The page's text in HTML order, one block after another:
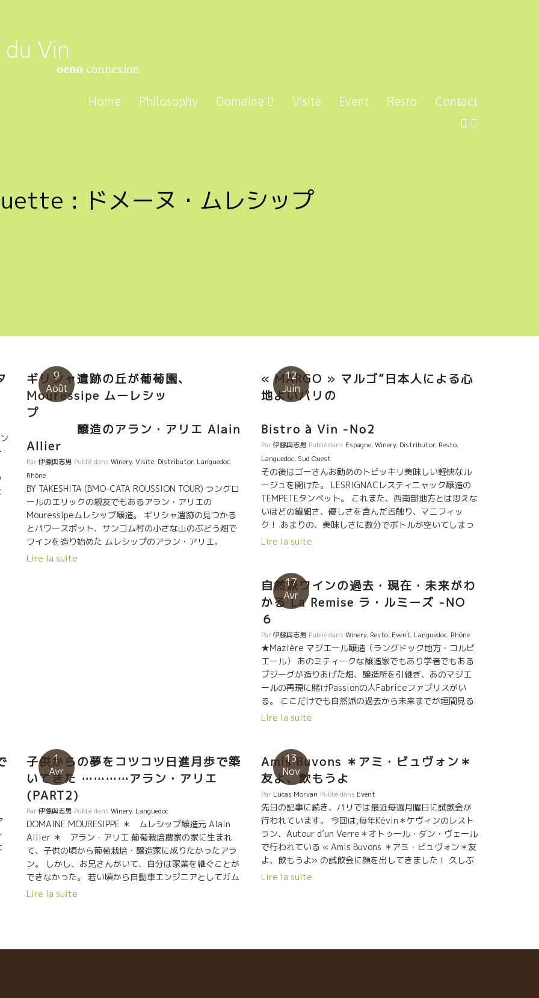
Home Philosophy Domaine Visite Event Resto Contact
: ドメーヌ・ムレシップ
9
Août
ギリシャ遺跡の丘が葡萄園、
Mouressipe ムーレシッ
プ
醸造のアラン・アリエ Alain
Allier
Par伊藤與志男 Publié dans Winery,Visite, Distributor, Languedoc,
Rhône
BY TAKESHITA (BMO-CATA ROUSSION TOUR) ラングロ
ールのエリックの親友でもあるアラン・アリエの
Mouressipeムレシップ醸造。 ギリシャ遺跡の見つかる
とパワースポット、サンコム村の小さな山のぶどう畑で
ワインを造り始めた ムレシップのアラン・アリエ。
2016年に念願のカーブを建設。充分な設備とスペース
ュースが入手できた！ 冷蔵庫MC！ アランはひらめいた
(^^)！ それ以降、ロゼは7日間、その他キュヴェのぶど
うも2日間〜4日間冷蔵庫でぶどうを7度の温度でMCして
からタンクに入れる。 ムレシップのここ数年の更なる果
実味、爽やかさは、アランの偶然の産物。 ワイン造りは
面白いね(^^)！ Vestige grèque, Domaine
Mouressipe Alain Allier de Mouressipe fait un vin
sur le terrain du vestige grèque. En 2016, enfin il
obtient une cave bien équipée et spacieuse […]
Lire la suite
12
Juin
« MARGO » マルゴ”日本人による心
地よいパリの
Bistro à Vin -No2
Par伊藤與志男 Publié dans Espagne,Winery, Distributor, Resto,
Languedoc, Sud Ouest
その後はゴーさんお勧めのトビッキリ美味しい軽快なル
ージュを開けた。 LESRIGNACレスティニャック醸造の
TEMPETEタンペット。 これまた、西南部地方とは思えな
いほどの繊細さ、優しさを含んだ舌触り、マニフィッ
ク！ あまりの、美味しさに数分でボトルが空いてしまっ
た。 そして、ここまで進むとやっぱり太陽を感じる
ングドック地方のこれまた、やさしい人間Alainアランが
造るやさしい果実味タップリのワイン、 Mouressipeム
レシップ醸造のGalapiaガラピアを開けた。 葡萄房丸ご
と発酵槽に仕込むセミ・マセラッション・カルボニック
醸造独特のホワットした果実味 が心地良い。 来週、日本
のシェフのグループと訪問することになっています。楽
しみだ！ そして、最後は、グッと南に下りてスペイ
ンはカタルーニャのMas Pellisserマス・ペリセール醸造
の白を開けた。 今は、瞬時に世に知れ渡ってしまった名
醸造家Oriol Artigasオリオル・アルティガス。 人のワイ
ベラを開けた。もう最後にスカット、すべてをクリアに
気持ちよく飲まさせていただきました。有難う、ゴーさ
ん。
Lire la suite
17
Avr
自然派ワインの過去・現在・未来がわ
かる La Remise ラ・ルミーズ -NO
６
Par伊藤與志男 Publié dans Winery, Resto, Event, Languedoc, Rhône
★Mazière マジエール醸造（ラングドック地方・コルビ
エール） あのミティークな醸造家でもあり学者でもある
ブジーグが造りあげた畑、醸造所を引継ぎ、あのマジエ
ールの再現に賭けPassionの人Fabriceファブリスがい
る。 ここだけでも自然派の過去から未来までが垣間見る
ことができる。 ファブリスはブザンソンでZinzinsザン
ジエールに感動したファブリスは何とか再生したいと決
意。 今は、二つのスタイル、マジエールの原点のワイン
の再生、もう一つは新しいマジエールのスタイルも挑戦
している。 ★Mouressipe ムレシップ醸造（ラ
ングドック地方・ニーム） アランは小さい頃からの夢、
醸造家になる為に、お金を貯めて少しづつ畑を長い年月
をかけて買い足してきた。ある時、ラングロールのワイ
ンを飲んで体が震えるほど感動した。 『自分が造りたい
ワインは、これだ！』即アランはラングロール醸造のエ
リック・プフェーリングのところに逢いに行った。 研修
った。 ★Daniel Sage ダニエル・サージ
Lire la suite
1
Avr
子供からの夢をコツコツ日進月歩で築
いてきた …………アラン・アリエ
(PART2)
Par伊藤與志男 Publié dans Winery, Languedoc
DOMAINE MOURESIPPE ＊ ムレシップ醸造元 Alain
Allier ＊ アラン・アリエ 葡萄栽培農家の家に生まれ
て、子供の頃から葡萄栽培・醸造家に成りたかったアラ
ン。 しかし、お兄さんがいて、自分は家業を継ぐことが
できなかった。 若い頃から自動車エンジニアとしてガム
シャラに働いて、お金を貯めて少しづつ葡萄園を買って
Lire la suite
13
Nov
Amis Buvons ＊アミ・ビュヴォン＊
友よ、飲もうよ
Par Lucas Morvan Publié dans Event
先日の記事に続き、パリでは最近毎週月曜日に試飲会が
行われています。 今回は,毎年Kévin＊ケヴィンのレスト
ラン、Autour d’un Verre＊オトゥール・ダン・ヴェール
で行われている « Amis Buvons ＊アミ・ビュヴォン＊友
よ、飲もうよ» の試飲会に顔を出してきました！ 久しぶ
りに飲んだGérard Oustric＊ジェラール・ウストリック
ン）や Briand＊ブリアン2013（グルナッシュ）はフル
Lire la suite